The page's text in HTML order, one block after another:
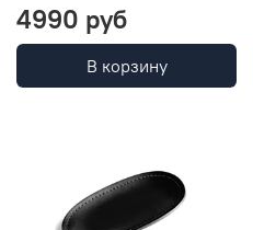
4990 руб
В корзину